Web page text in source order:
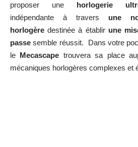
proposer une horlogerie
indépendante à travers une
horlogère destinée à établir une
passe semble réussit. Dans votre
le Mecascape trouvera sa place
mécaniques horlogères complexes et